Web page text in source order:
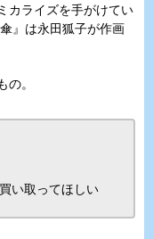
カライズを手がけてい
』は永田狐子が作画
。
い取ってほしい